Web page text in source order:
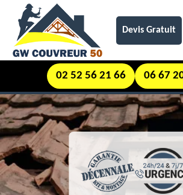
Devis Gratuit
02 52 56 21 66 06 67